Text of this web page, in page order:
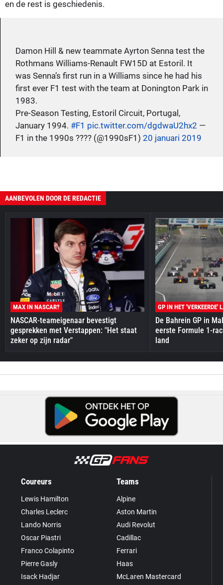
en de rest is geschiedenis.
Damon Hill & new teammate Ayrton Senna test the
Rothmans Williams-Renault FW15D at Estoril. It
was Senna’s first run in a Williams since he had his
first ever F1 test with the team at Donington Park in
1983.
Pre-Season Testing, Estoril Circuit, Portugal,
January 1994. #F1 pic.twitter.com/dgdwaU2hx2 —
F1 in the 1990s ???? (@1990sF1) 20 januari 2019
AANBEVOLEN DOOR DE REDACTIE
MAX IN NASCAR?
NASCAR-teameigenaar bevestigt
gesprekken met Verstappen: "Het staat
zeker op zijn radar"
GP IN HET 'VERKEERDE'
De Bahrein GP in
eerste Formule 1-
land
Coureurs
Lewis Hamilton
Charles Leclerc
Lando Norris
Oscar Piastri
Franco Colapinto
Pierre Gasly
Isack Hadjar
Teams
Alpine
Aston Martin
Audi Revolut
Cadillac
Ferrari
Haas
McLaren Mastercard